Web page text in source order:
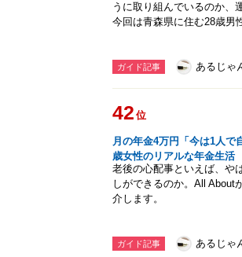
うに取り組んでいるのか、
今回は青森県に住む28歳男
ガイド記事 あるじゃ
42 位
月の年金4万円「今は1人で
歳女性のリアルな年金生活
老後の心配事といえば、や
しができるのか。All About
介します。
ガイド記事 あるじゃ